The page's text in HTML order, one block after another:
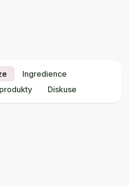
Ingredience
Diskuse